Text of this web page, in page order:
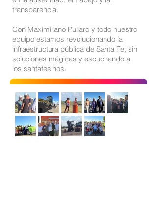
transparencia.
Con Maximiliano Pullaro y todo nuestro
equipo estamos revolucionando la
infraestructura pública de Santa Fe, sin
soluciones mágicas y escuchando a
los santafesinos.